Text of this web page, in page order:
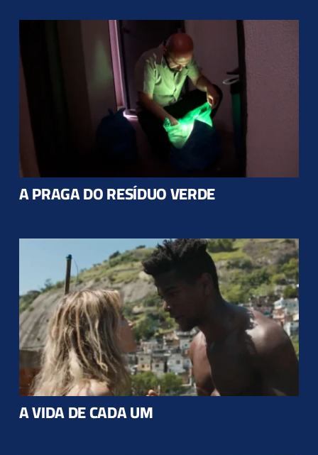
A PRAGA DO RESÍDUO VERDE
A VIDA DE CADA UM